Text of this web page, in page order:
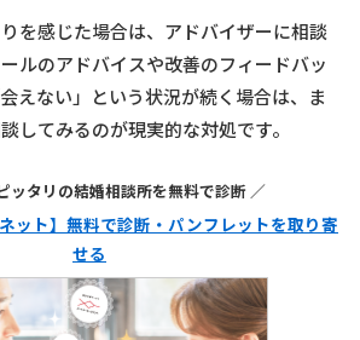
を感じた場合は、アドバイザーに相談
ルのアドバイスや改善のフィードバッ
えない」という状況が続く場合は、ま
してみるのが現実的な対処です。
ッタリの結婚相談所を無料で診断 ／
ット】無料で診断・パンフレットを取り寄
せる